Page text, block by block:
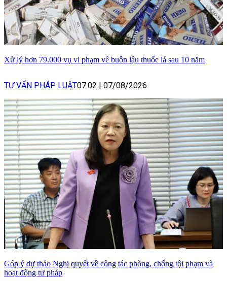
Xử lý hơn 79.000 vụ vi phạm về buôn lậu thuốc lá sau 10 năm
TƯ VẤN PHÁP LUẬT07:02 07/08/2026
Góp ý dự thảo Nghị quyết về công tác phòng, chống tội phạm và
hoạt động tư pháp